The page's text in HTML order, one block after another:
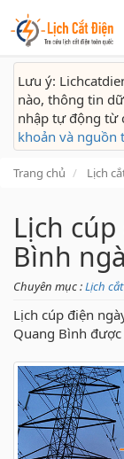
Lưu ý:
nào, thông tin
nhập tự động từ
khoản và nguồn
Trang chủ Lịch
Lịch
Bình
Chuyên mục :Lịch
Lịch cúp điện
Quang Bình